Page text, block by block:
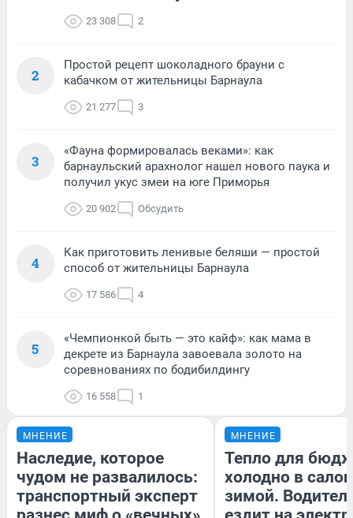
23 308 2
2
Простой рецепт шоколадного брауни с
кабачком от жительницы Барнаула
21 277 3
3
«Фауна формировалась веками»: как
барнаульский арахнолог нашел нового паука и
получил укус змеи на юге Приморья
20 902 Обсудить
4
Как приготовить ленивые беляши — простой
способ от жительницы Барнаула
17 586 4
5
«Чемпионкой быть — это кайф»: как мама в
декрете из Барнаула завоевала золото на
соревнованиях по бодибилдингу
16 558 1
МНЕНИЕ
Наследие, которое
чудом не развалилось:
транспортный эксперт
МНЕНИЕ
Тепло для
холодно в
зимой.